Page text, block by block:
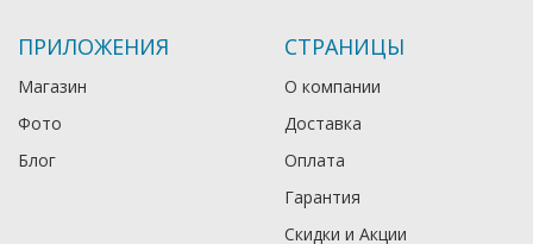
ПРИЛОЖЕНИЯ
Магазин
Фото
Блог
СТРАНИЦЫ
О компании
Доставка
Оплата
Гарантия
Скидки и Акции